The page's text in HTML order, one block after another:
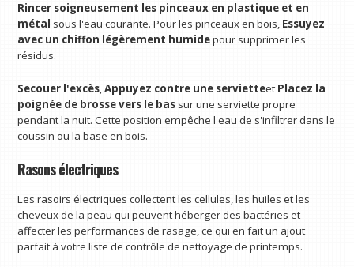
Rincer soigneusement les pinceaux en plastique et en
métal sous l'eau courante. Pour les pinceaux en bois, Essuyez
avec un chiffon légèrement humidepour supprimer les
résidus.
Secouer l'excès,Appuyez contre une servietteet Placez la
poignée de brosse vers le bas sur une serviette propre
pendant la nuit. Cette position empêche l'eau de s'infiltrer dans le
coussin ou la base en bois.
Rasons électriques
Les rasoirs électriques collectent les cellules, les huiles et les
cheveux de la peau qui peuvent héberger des bactéries et
affecter les performances de rasage, ce qui en fait un ajout
parfait à votre liste de contrôle de nettoyage de printemps.